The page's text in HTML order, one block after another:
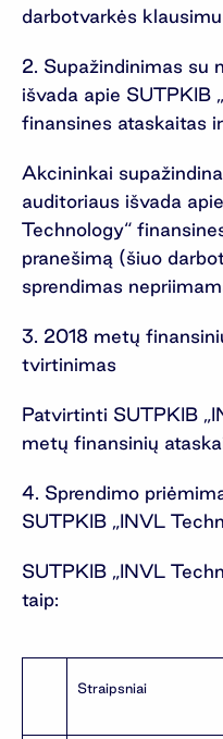
darbotvarkės
2. Supažindinimas su
išvada apie SUTPKIB
finansines ataskaitas
Akcininkai
auditoriaus išvada
Technology“
pranešimą (šiuo
sprendimas
3. 2018 metų
tvirtinimas
Patvirtinti SUTPKIB
metų finansinių
4. Sprendimo
SUTPKIB „INVL
SUTPKIB „INVL
taip:
Straipsniai